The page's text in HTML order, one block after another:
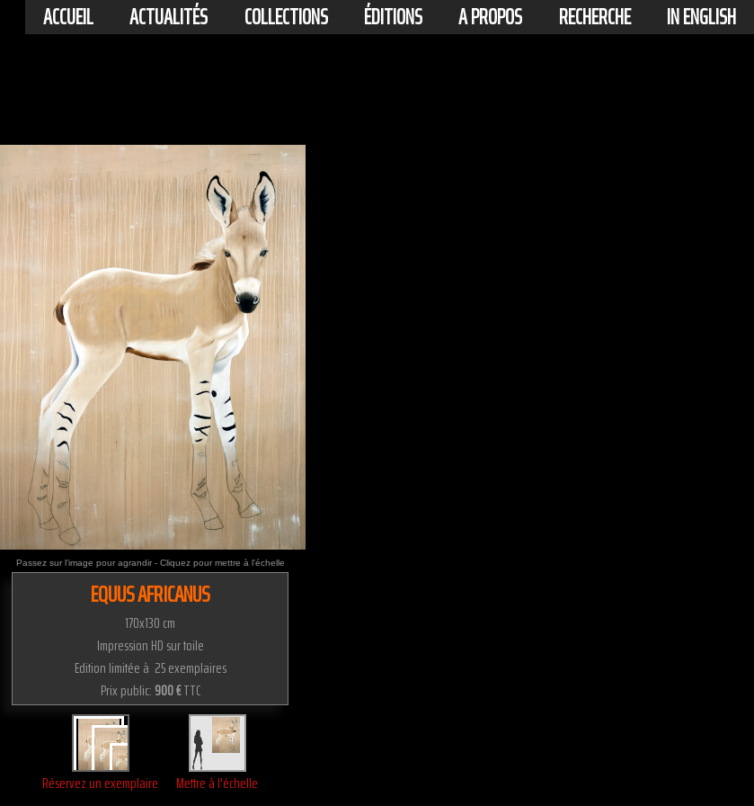
ACCUEIL ACTUALITÉS COLLECTIONS ÉDITIONS A PROPOS RECHERCHE IN ENGLISH
Passez sur l'image pour agrandir - Cliquez pour mettre à l'échelle
EQUUS AFRICANUS
170x130 cm
Impression HD sur toile
Edition limitée à 25 exemplaires
Prix public: 900 €TTC
Réservez un exemplaire Mettre à l'échelle